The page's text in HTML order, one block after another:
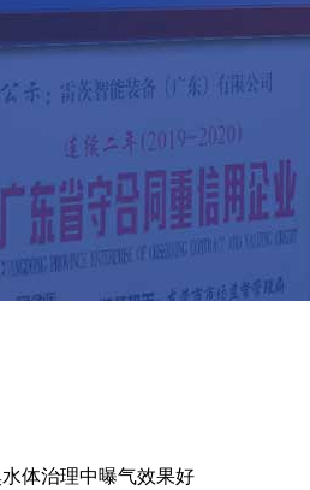
体治理中曝气效果好